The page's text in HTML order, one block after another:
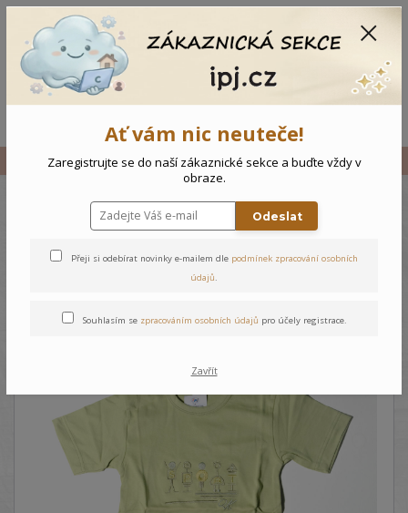
Vše Dětské triko Sport
Dětské triko Sport
Ať vám nic neuteče!
Zaregistrujte se do naší zákaznické sekce a buďte vždy v
obraze.
Odeslat
Přeji si odebírat novinky e-mailem dle podmínek zpracování osobních
údajů.
Souhlasím se zpracováním osobních údajů pro účely registrace.
Zavřít